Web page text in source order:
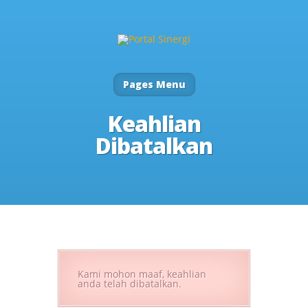
Pages Menu
Keahlian
Dibatalkan
Kami mohon maaf, keahlian
anda telah dibatalkan.